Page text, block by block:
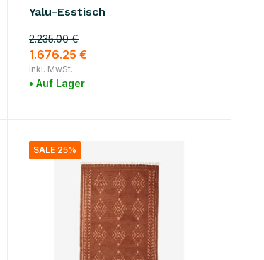
Yalu-Esstisch
2.235.00 €
1.676.25 €
Inkl. MwSt.
• Auf Lager
SALE 25%